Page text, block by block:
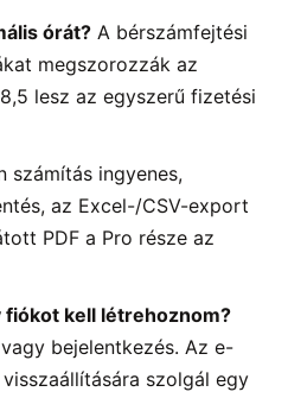
órát? A bérszámfejtési
megszorozzák az
lesz az egyszerű fizetési
számítás ingyenes,
az Excel-/CSV-export
PDF a Pro része az
fiókot kell létrehoznom?
bejelentkezés. Az e-
szolgál egy